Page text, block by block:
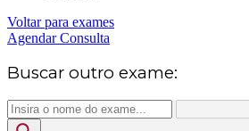
Voltar para exames
Agendar Consulta
Buscar outro exame: